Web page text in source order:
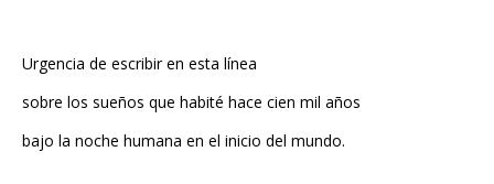
Urgencia de escribir en esta línea
sobre los sueños que habité hace cien mil años
bajo la noche humana en el inicio del mundo.